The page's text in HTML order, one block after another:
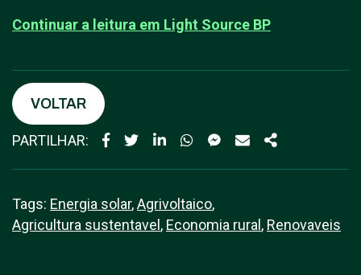
Continuar a leitura em Light Source BP
VOLTAR
PARTILHAR:
Tags: Energia solar,Agrivoltaico,
Agricultura sustentavel , Economia rural , Renovaveis